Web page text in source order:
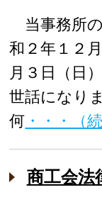
当事務所
和２年１２
月３日（日
世話になり
何 ・・・（
商工会法